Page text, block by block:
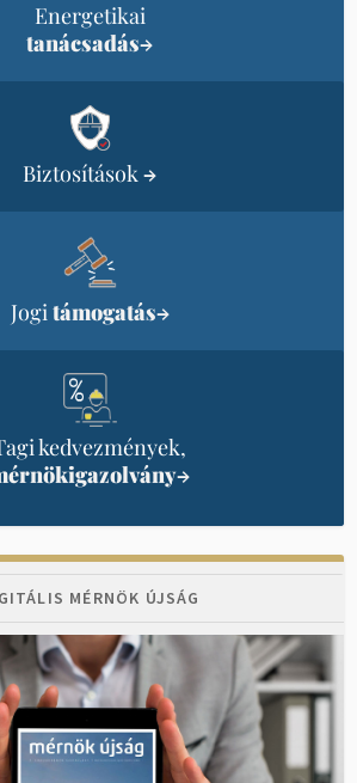
Energetikai
tanácsadás→
Biztosítások→
Jogi támogatás→
kedvezmények,
→
MÉRNÖK ÚJSÁG